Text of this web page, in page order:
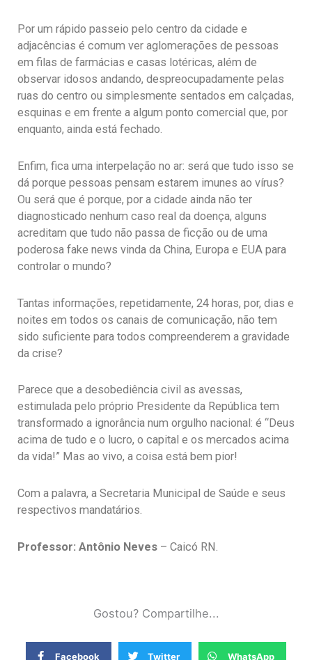
Por um rápido passeio pelo centro da cidade e
adjacências é comum ver aglomerações de pessoas
em filas de farmácias e casas lotéricas, além de
observar idosos andando, despreocupadamente pelas
ruas do centro ou simplesmente sentados em calçadas,
esquinas e em frente a algum ponto comercial que, por
enquanto, ainda está fechado.
Enfim, fica uma interpelação no ar: será que tudo isso se
dá porque pessoas pensam estarem imunes ao vírus?
Ou será que é porque, por a cidade ainda não ter
diagnosticado nenhum caso real da doença, alguns
acreditam que tudo não passa de ficção ou de uma
poderosa fake news vinda da China, Europa e EUA para
controlar o mundo?
Tantas informações, repetidamente, 24 horas, por, dias e
noites em todos os canais de comunicação, não tem
sido suficiente para todos compreenderem a gravidade
da crise?
Parece que a desobediência civil as avessas,
estimulada pelo próprio Presidente da República tem
transformado a ignorância num orgulho nacional: é “Deus
acima de tudo e o lucro, o capital e os mercados acima
da vida!” Mas ao vivo, a coisa está bem pior!
Com a palavra, a Secretaria Municipal de Saúde e seus
respectivos mandatários.
Professor: Antônio Neves – Caicó RN.
Gostou? Compartilhe...
Facebook Twitter WhatsApp